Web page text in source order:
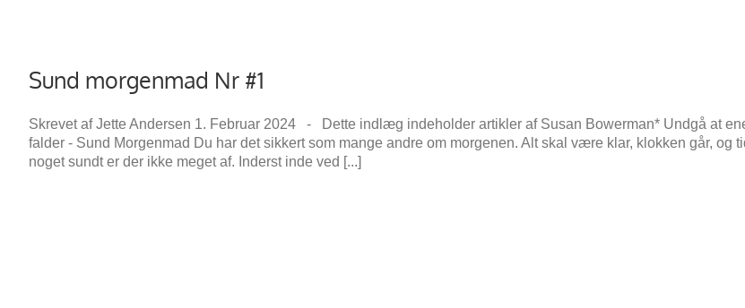
Sund morgenmad Nr #1
Skrevet af Jette Andersen 1. Februar 2024 - Dette indlæg indeholder artikler af Susan Bowerman* Undgå at
falder - Sund Morgenmad Du har det sikkert som mange andre om morgenen. Alt skal være klar, klokken går, og
noget sundt er der ikke meget af. Inderst inde ved [...]